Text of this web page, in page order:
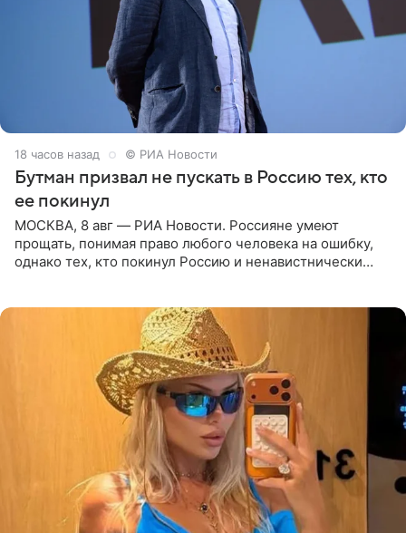
18 часов назад © РИА Новости
Бутман призвал не пускать в Россию тех, кто
ее покинул
МОСКВА, 8 авг — РИА Новости. Россияне умеют
прощать, понимая право любого человека на ошибку,
однако тех, кто покинул Россию и ненавистнически